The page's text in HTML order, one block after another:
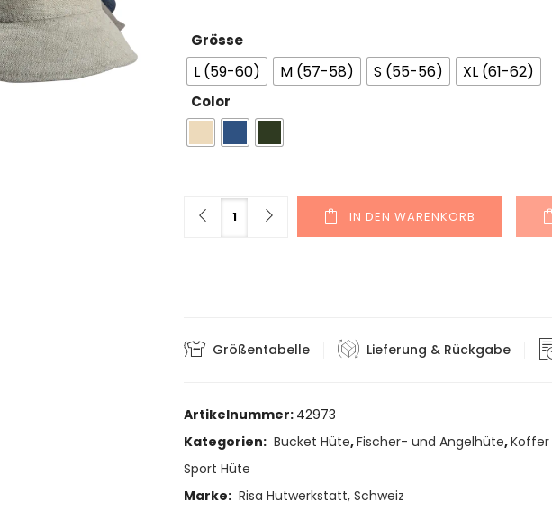
Grösse
L (59-60) M (57-58) S (55-56) XL (61-62)
Color
Menge
IN DEN WARENKORB
Größentabelle Lieferung & Rückgabe
Artikelnummer: 42973
Kategorien: Bucket Hüte,Fischer- und Angelhüte,Koffer
Sport Hüte
Marke: Risa Hutwerkstatt, Schweiz